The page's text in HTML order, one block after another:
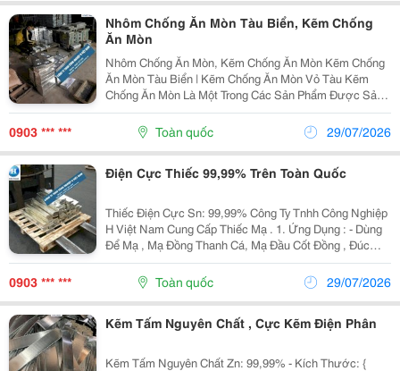
Nhôm Chống Ăn Mòn Tàu Biển, Kẽm Chống
Ăn Mòn
Nhôm Chống Ăn Mòn, Kẽm Chống Ăn Mòn Kẽm Chống
Ăn Mòn Tàu Biển | Kẽm Chống Ăn Mòn Vỏ Tàu Kẽm
Chống Ăn Mòn Là Một Trong Các Sản Phẩm Được Sản
Xuất Từ Kẽm Nguyên Chất Của Công Ty Tnhh Công
Nghiệp H Việt Nam. Công Ty Chúng Tôi Là Nhà Sản
Xuất Kẽm...
0903 *** *** Toàn quốc 29/07/2026
Điện Cực Thiếc 99,99% Trên Toàn Quốc
Thiếc Điện Cực Sn: 99,99% Công Ty Tnhh Công Nghiệp
H Việt Nam Cung Cấp Thiếc Mạ . 1. Ứng Dụng : - Dùng
Để Mạ , Mạ Đồng Thanh Cá, Mạ Đầu Cốt Đồng , Đúc
Đồng, Chế Tác Đồng ....Vv - Dùng Trong Ngành Chế Tạo
,Dệt May ,Sản Xuất Bóng Đèn, Dùng...
0903 *** *** Toàn quốc 29/07/2026
Kẽm Tấm Nguyên Chất , Cực Kẽm Điện Phân
Kẽm Tấm Nguyên Chất Zn: 99,99% - Kích Thước: {